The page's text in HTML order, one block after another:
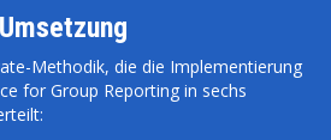
Methodik, die die Implementierung
for Group Reporting in sechs